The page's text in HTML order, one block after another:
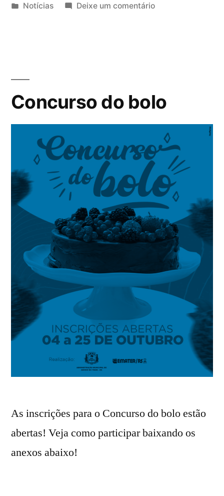
Notícias
Deixe um comentário
Concurso do bolo
As inscrições para o Concurso do bolo estão
abertas! Veja como participar baixando os
anexos abaixo!